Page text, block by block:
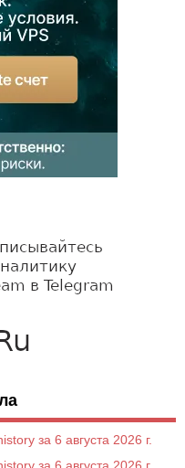
за 6 августа 2026 г.